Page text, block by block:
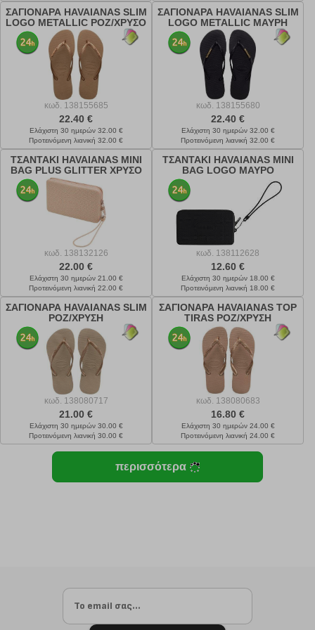
ΣΑΓΙΟΝΑΡΑ HAVAIANAS SLIM
LOGO METALLIC ΡΟΖ/ΧΡΥΣΟ
κωδ. 138155685
22.40 €
Ελάχιστη 30 ημερών 32.00 €
Προτεινόμενη λιανική 32.00 €
ΣΑΓΙΟΝΑΡΑ HAVAIANAS SLIM
LOGO METALLIC ΜΑΥΡΗ
κωδ. 138155680
22.40 €
Ελάχιστη 30 ημερών 32.00 €
Προτεινόμενη λιανική 32.00 €
ΤΣΑΝΤΑΚΙ HAVAIANAS MINI
BAG PLUS GLITTER ΧΡΥΣΟ
κωδ. 138132126
22.00 €
Ελάχιστη 30 ημερών 21.00 €
Προτεινόμενη λιανική 22.00 €
ΤΣΑΝΤΑΚΙ HAVAIANAS MINI
BAG LOGO ΜΑΥΡΟ
κωδ. 138112628
12.60 €
Ελάχιστη 30 ημερών 18.00 €
Προτεινόμενη λιανική 18.00 €
ΣΑΓΙΟΝΑΡΑ HAVAIANAS SLIM
ΡΟΖ/ΧΡΥΣΗ
κωδ. 138080717
21.00 €
Ελάχιστη 30 ημερών 30.00 €
Προτεινόμενη λιανική 30.00 €
ΣΑΓΙΟΝΑΡΑ HAVAIANAS TOP
TIRAS ΡΟΖ/ΧΡΥΣΗ
κωδ. 138080683
16.80 €
Ελάχιστη 30 ημερών 24.00 €
Προτεινόμενη λιανική 24.00 €
περισσότερα